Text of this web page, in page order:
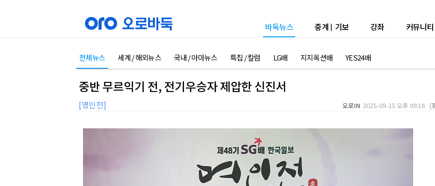
바둑뉴스 중계 | 기보 강좌 커뮤니티
전체뉴스 세계 / 해외뉴스 국내 / 아마뉴스 특집 / 칼럼 LG배 지지옥션배 YES24배
중반 무르익기 전, 전기우승자 제압한 신진서
[명인전] 오로IN 2025-09-15 오후 09:16 [